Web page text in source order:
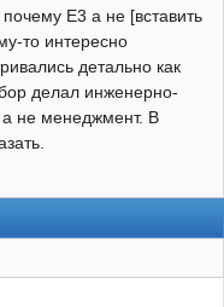
E3 а не [вставить
то интересно
детально как
делал инженерно-
а не менеджмент. В